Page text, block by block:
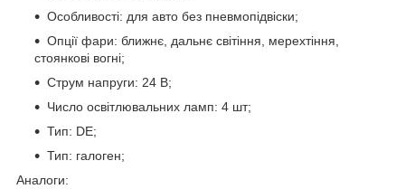
Особливості: для авто без пневмопідвіски;
Опції фари: ближнє, дальнє світіння, мерехтіння,
стоянкові вогні;
Струм напруги: 24 В;
Число освітлювальних ламп: 4 шт;
Тип: DE;
Тип: галоген;
Аналоги: